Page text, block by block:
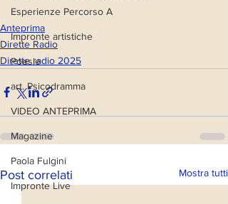
Esperienze Percorso A
Impronte artistiche
Poesie
art. Psicodramma
VIDEO ANTEPRIMA
Magazine
Paola Fulgini
Impronte Live
Anteprima
Dirette Radio
Dirette radio 2025
Post correlati Mostra tutti